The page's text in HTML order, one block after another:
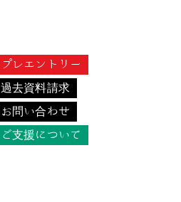
プレエントリー
過去資料請求
お問い合わせ
ご支援について